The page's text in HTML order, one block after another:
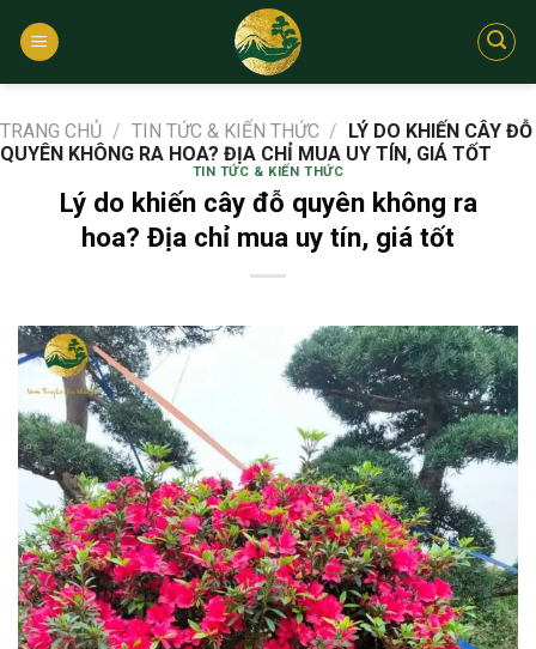
qua
TRANG CHỦ / TIN TỨC & KIẾN THỨC / LÝ DO KHIẾN CÂY ĐỖ
QUYÊN KHÔNG RA HOA? ĐỊA CHỈ MUA UY TÍN, GIÁ TỐT
TIN TỨC & KIẾN THỨC
Lý do khiến cây đỗ quyên không ra
hoa? Địa chỉ mua uy tín, giá tốt